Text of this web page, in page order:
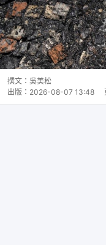
撰文： 吳美松
出版： 2026-08-07 13:48